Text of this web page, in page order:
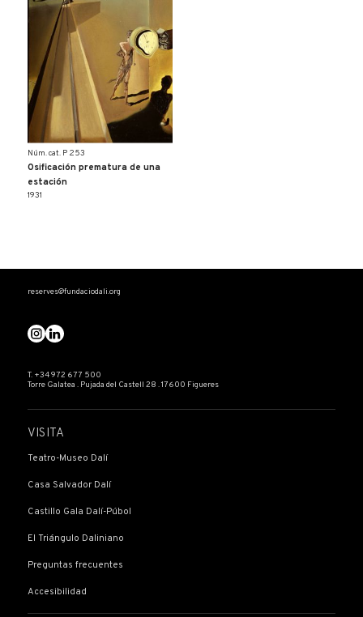
Núm. cat. P 253
Osificación prematura de una
estación
1931
reserves@fundaciodali.org
T. +34 972 677 500
Torre Galatea . Pujada del Castell 28 . 17600 Figueres
VISITA
Teatro-Museo Dalí
Casa Salvador Dalí
Castillo Gala Dalí-Púbol
El Triángulo Daliniano
Preguntas frecuentes
Accesibilidad